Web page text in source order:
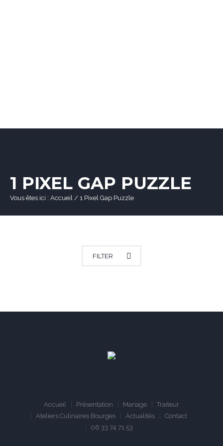
1 PIXEL GAP PUZZLE
Vous êtes ici : Accueil / 1 Pixel Gap Puzzle
FILTERALL CATEGORIES
Accueil Présentation Mariage
Traiteur
Ateliers Culinaires Bourges
Actualités
Contact
06 33 74 71 53